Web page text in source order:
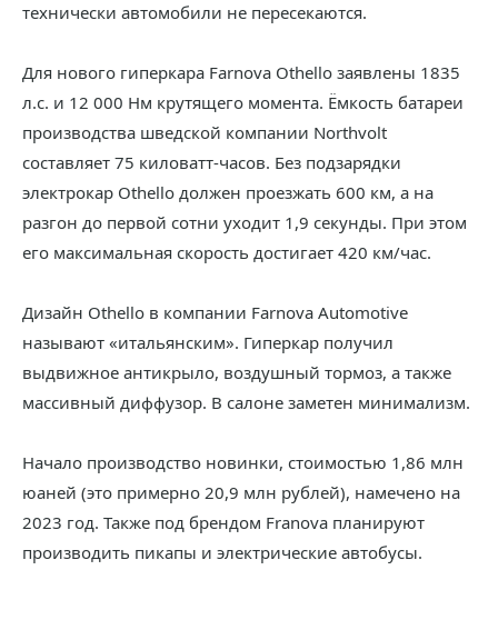
технически автомобили не пересекаются.
Для нового гиперкара Farnova Othello заявлены 1835
л.с. и 12 000 Нм крутящего момента. Ёмкость батареи
производства шведской компании Northvolt
составляет 75 киловатт-часов. Без подзарядки
электрокар Othello должен проезжать 600 км, а на
разгон до первой сотни уходит 1,9 секунды. При этом
его максимальная скорость достигает 420 км/час.
Дизайн Othello в компании Farnova Automotive
называют «итальянским». Гиперкар получил
выдвижное антикрыло, воздушный тормоз, а также
массивный диффузор. В салоне заметен минимализм.
Начало производство новинки, стоимостью 1,86 млн
юаней (это примерно 20,9 млн рублей), намечено на
2023 год. Также под брендом Franova планируют
производить пикапы и электрические автобусы.